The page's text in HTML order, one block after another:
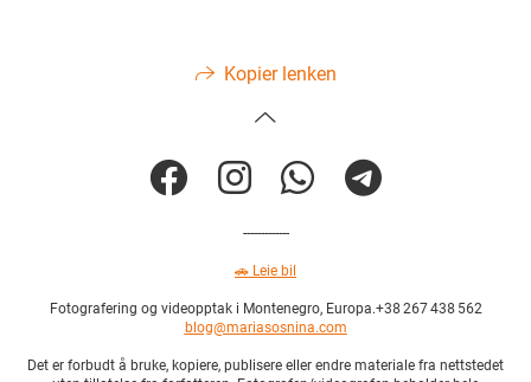
Kopier lenken
-------------
🚗 Leie bil
Fotografering og videopptak i Montenegro, Europa.+38 267 438 562
blog@mariasosnina.com
Det er forbudt å bruke, kopiere, publisere eller endre materiale fra nettstedet